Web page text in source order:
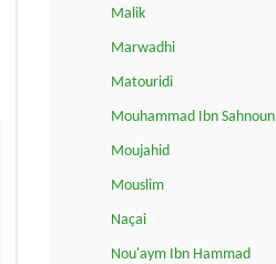
Malik
Marwadhi
Matouridi
Mouhammad Ibn Sahnoun
Moujahid
Mouslim
Naçai
Nou'aym Ibn Hammad